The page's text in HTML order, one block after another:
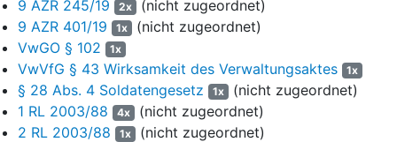
Beschwerdebescheid vom 28. September 2018 auf.
4
Am 30. September 2018 beantragte die Klägerin erneut die
Erteilung eines Eingliederungsscheins. Dieser wurde ihr am
1. Oktober 2018 mit Gültigkeit bis zum 1. Mai 2019 von dem
Karrierecenter der Bundeswehr W-Stadt erteilt. Mit Bescheid
vom 8. Juli 2019 nahm die Beklagte den am 1. Oktober 2018
9 AZR 245/19
2x (nicht zugeordnet)
9 AZR 401/19
1x (nicht zugeordnet)
VwGO § 102
1x
VwVfG § 43 Wirksamkeit des Verwaltungsaktes 1x
§ 28 Abs. 4 Soldatengesetz 1x (nicht zugeordnet)
1 RL 2003/88
4x (nicht zugeordnet)
2 RL 2003/88
1x (nicht zugeordnet)